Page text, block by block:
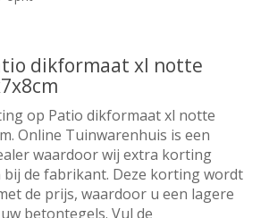
dikformaat xl notte
op Patio dikformaat xl notte
Online Tuinwarenhuis is een
waardoor wij extra korting
de fabrikant. Deze korting wordt
de prijs, waardoor u een lagere
betontegels. Vul de